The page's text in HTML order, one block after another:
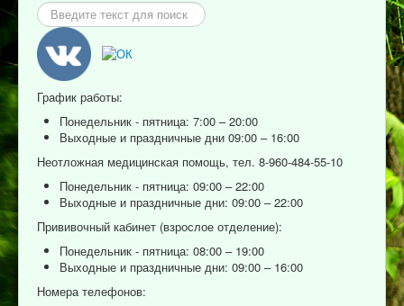
Искать...
График работы:
Понедельник - пятница: 7:00 – 20:00
Выходные и праздничные дни 09:00 – 16:00
Неотложная медицинская помощь, тел. 8-960-484-55-10
Понедельник - пятница: 09:00 – 22:00
Выходные и праздничные дни: 09:00 – 22:00
Прививочный кабинет (взрослое отделение):
Понедельник - пятница: 08:00 – 19:00
Выходные и праздничные дни: 09:00 – 16:00
Номера телефонов: